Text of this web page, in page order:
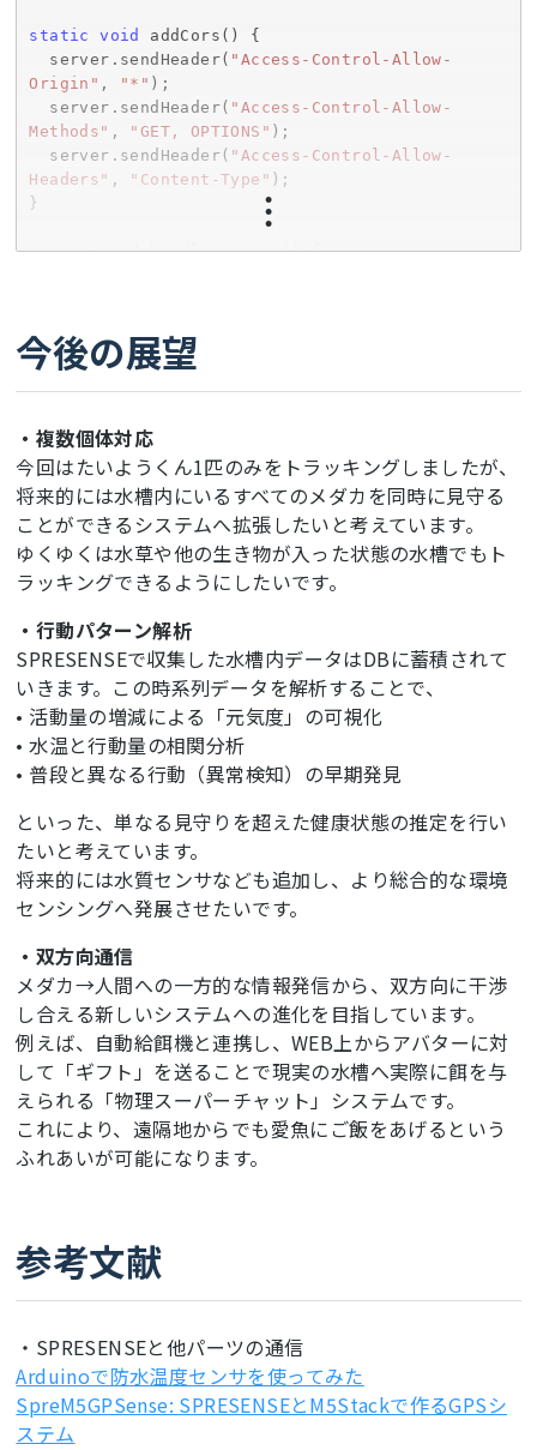
static
bool
static uint8_t *ei_camera_capture_out = NULL;
// DS18B20
#define ONE_WIRE_BUS  2
define SENSER_BIT    12
OneWire oneWire(ONE_WIRE_BUS);
DallasTemperature sensors(&oneWire);
// 状態
static
int latestX =
static int latestY = -1 ;
static uint32_t lastSendMs  = 0
;
static
uint32_t lastInferMs = 0 ;
bool ei_camera_init(void
void ei_camera_deinit( void
bool ei_camera_capture(uint32_t img_width,
int calculate_resize_dimensions(uint32_t
out_width, uint32_t out_height,
                                uint32_t
*resize_col_sz, uint32_t *resize_row_sz,
*do_resize);
static int ei_camera_get_data(size_t offset,
size_t length, float *out_ptr);
// 時刻整形
static void formatTime(
outSize, uint32_t ms) {
  uint32_t sec = ms /
1000;
  uint32_t h = (sec /
3600) %
  uint32_t s = sec %
  snprintf(out, outSize,
"%02lu:%02lu:%02lu",
           (
unsigned long)h, ( unsigned long)m,
( unsigned long)s);
// 温度更新
static void updateTemperatureIfNeeded() {
  uint32_t now =
millis
  sensors.requestTemperatures();
float t = sensors.getTempCByIndex(0);
t;
else latestTempC = NAN;
// bbox中心を計算して QVGA にスケール
String xStr = s.substring(p2 +
String yStr = s.substring(p3 + 1, p4);
String
tStr = s.substring(p4 +
  modeStr.trim(); timeStr.trim(); xStr.trim();
yStr.trim(); tStr.trim();
  mode = modeStr.toInt();
if (x > 319) x =
if (y < 0) y =
if (y > 239) y = 239;
return true;
}
String toJson(int mode, const String
& timeStr,
int x, int y, float temp) {
const char* modeName = (mode == 1) ? "SLEEP"
: "TRACK";
125.0f && temp !=
String js = "{";
  js +=
"\"mode\":\""
"\",";
  js +=
"\"time\":\""
"\",";
  js +=
"\"x\":" ; js += String (x); js += ",";
  js +=
"\"y\":"; js +=
  js +=
"},";
  js +=
"\"temp\":";
if (tempValid) js += String
  js +=
"}"
return js;
}
// UI側が文字更新するため
extern
void
updateTextUiValuesIfNeeded();
extern ViewMode viewMode;
if (c == '\n'
String raw = uartLine;
      uartLine =
"";
int mode, x, y;
float temp;
String
spTimeStr;
static void
addCors() {
  server.sendHeader(
"Access-Control-Allow-
Origin" , "*" );
  server.sendHeader(
"Access-Control-Allow-
Methods" , "GET, OPTIONS" );
  server.sendHeader(
"Access-Control-Allow-
Headers" , "Content-Type" );
}
static void handleOptions() {
static void handleJson() {
  addCors();
charset=utf-8"
}
// ルートは /json へリダイレクト
static
void handleRoot() {
  addCors();
  server.sendHeader(
"Location",
"Redirect to /json"
}
void setupNtp() {
  configTime(
9 * 3600, 0, "ntp.nict.jp"
"pool.ntp.org", "time.google.com"
  struct tm tm;
if (getLocalTime(&tm, 200)) {
      ntpReady = true;
Serial.println ("NTP synced");
return;
    }
delay(200
  }
  ntpReady = false;
Serial.println("NTP sync failed (fallback)"
}
String nowTimeStr() {
  struct tm tm;
if (!getLocalTime(&tm, 10)) return "--:--:--
";
return String
}
WiFi.mode(WIFI_STA);
WiFi.begin(WIFI_SSID, WIFI_PASS);
while (WiFi
.status() != WL_CONNECTED)
delay
今後の展望
・複数個体対応
今回はたいようくん1匹のみをトラッキングしましたが、
将来的には水槽内にいるすべてのメダカを同時に見守る
ことができるシステムへ拡張したいと考えています。
ゆくゆくは水草や他の生き物が入った状態の水槽でもト
ラッキングできるようにしたいです。
・行動パターン解析
SPRESENSEで収集した水槽内データはDBに蓄積されて
いきます。この時系列データを解析することで、
• 活動量の増減による「元気度」の可視化
• 水温と行動量の相関分析
• 普段と異なる行動（異常検知）の早期発見
といった、単なる見守りを超えた健康状態の推定を行い
たいと考えています。
将来的には水質センサなども追加し、より総合的な環境
センシングへ発展させたいです。
・双方向通信
メダカ→人間への一方的な情報発信から、双方向に干渉
し合える新しいシステムへの進化を目指しています。
例えば、自動給餌機と連携し、WEB上からアバターに対
して「ギフト」を送ることで現実の水槽へ実際に餌を与
えられる「物理スーパーチャット」システムです。
これにより、遠隔地からでも愛魚にご飯をあげるという
ふれあいが可能になります。
参考文献
・SPRESENSEと他パーツの通信
Arduinoで防水温度センサを使ってみた
SpreM5GPSense: SPRESENSEとM5Stackで作るGPSシ
ステム